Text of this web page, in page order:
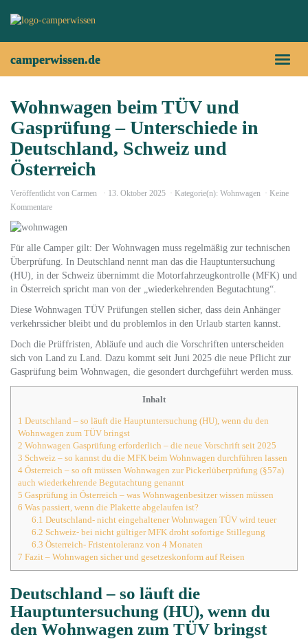
Toggle
camperwissen.de
Wohnwagen beim TÜV und
Gasprüfung – Unterschiede in
Deutschland, Schweiz und
Österreich
Veröffentlicht von Carmen 13. Oktober 2025 Kategorie(n): Wohnwagen
Keine
Kommentare
Für alle Camper gilt: Der Wohnwagen muss regelmäßig zur technischen
Überprüfung. In Deutschland nennt man das die Hauptuntersuchung
(HU), in der Schweiz übernimmt die Motorfahrzeugkontrolle (MFK) und
in Österreich spricht man von der „wiederkehrenden Begutachtung“.
Diese Wohnwagen TÜV Prüfungen stellen sicher, dass dein Anhänger
verkehrssicher bleibt und du problemlos in den Urlaub starten kannst.
Doch die Prüffristen, Abläufe und auch die Vorschriften unterscheiden
sich von Land zu Land. Dazu kommt seit Juni 2025 die neue Pflicht zur
Gasprüfung beim Wohnwagen, die gesondert durchgeführt werden muss.
Inhalt
1 Deutschland – so läuft die Hauptuntersuchung (HU), wenn du den
Wohnwagen zum TÜV bringst
2 Wohnwagen Gasprüfung erforderlich – die neue Vorschrift seit 2025
3 Schweiz – so kannst du die MFK beim Wohnwagen durchführen lassen
4 Österreich – so oft müssen Wohnwagen zur Pickerlüberprüfung (§57a)
auch wiederkehrende Begutachtung genannt
5 Gasprüfung in Österreich – was Wohnwagenbesitzer wissen müssen
6 Was passiert, wenn die Plakette abgelaufen ist?
6.1 Deutschland- nicht eingehaltener Wohnwagen TÜV wird teuer
6.2 Schweiz- bei nicht gültiger MFK droht sofortige Stillegung
6.3 Österreich- Fristentoleranz von 4 Monaten
7 Fazit – Wohnwagen sicher und gesetzeskonform auf Reisen
Deutschland – so läuft die
Hauptuntersuchung (HU), wenn du
den Wohnwagen zum TÜV bringst